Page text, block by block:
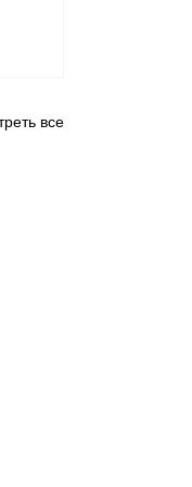
все